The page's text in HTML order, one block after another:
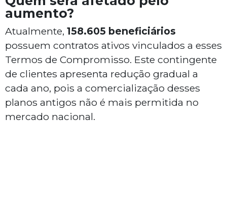
aumento?
Atualmente, 158.605 beneficiários
possuem contratos ativos vinculados a esses
Termos de Compromisso. Este contingente
de clientes apresenta redução gradual a
cada ano, pois a comercialização desses
planos antigos não é mais permitida no
mercado nacional.